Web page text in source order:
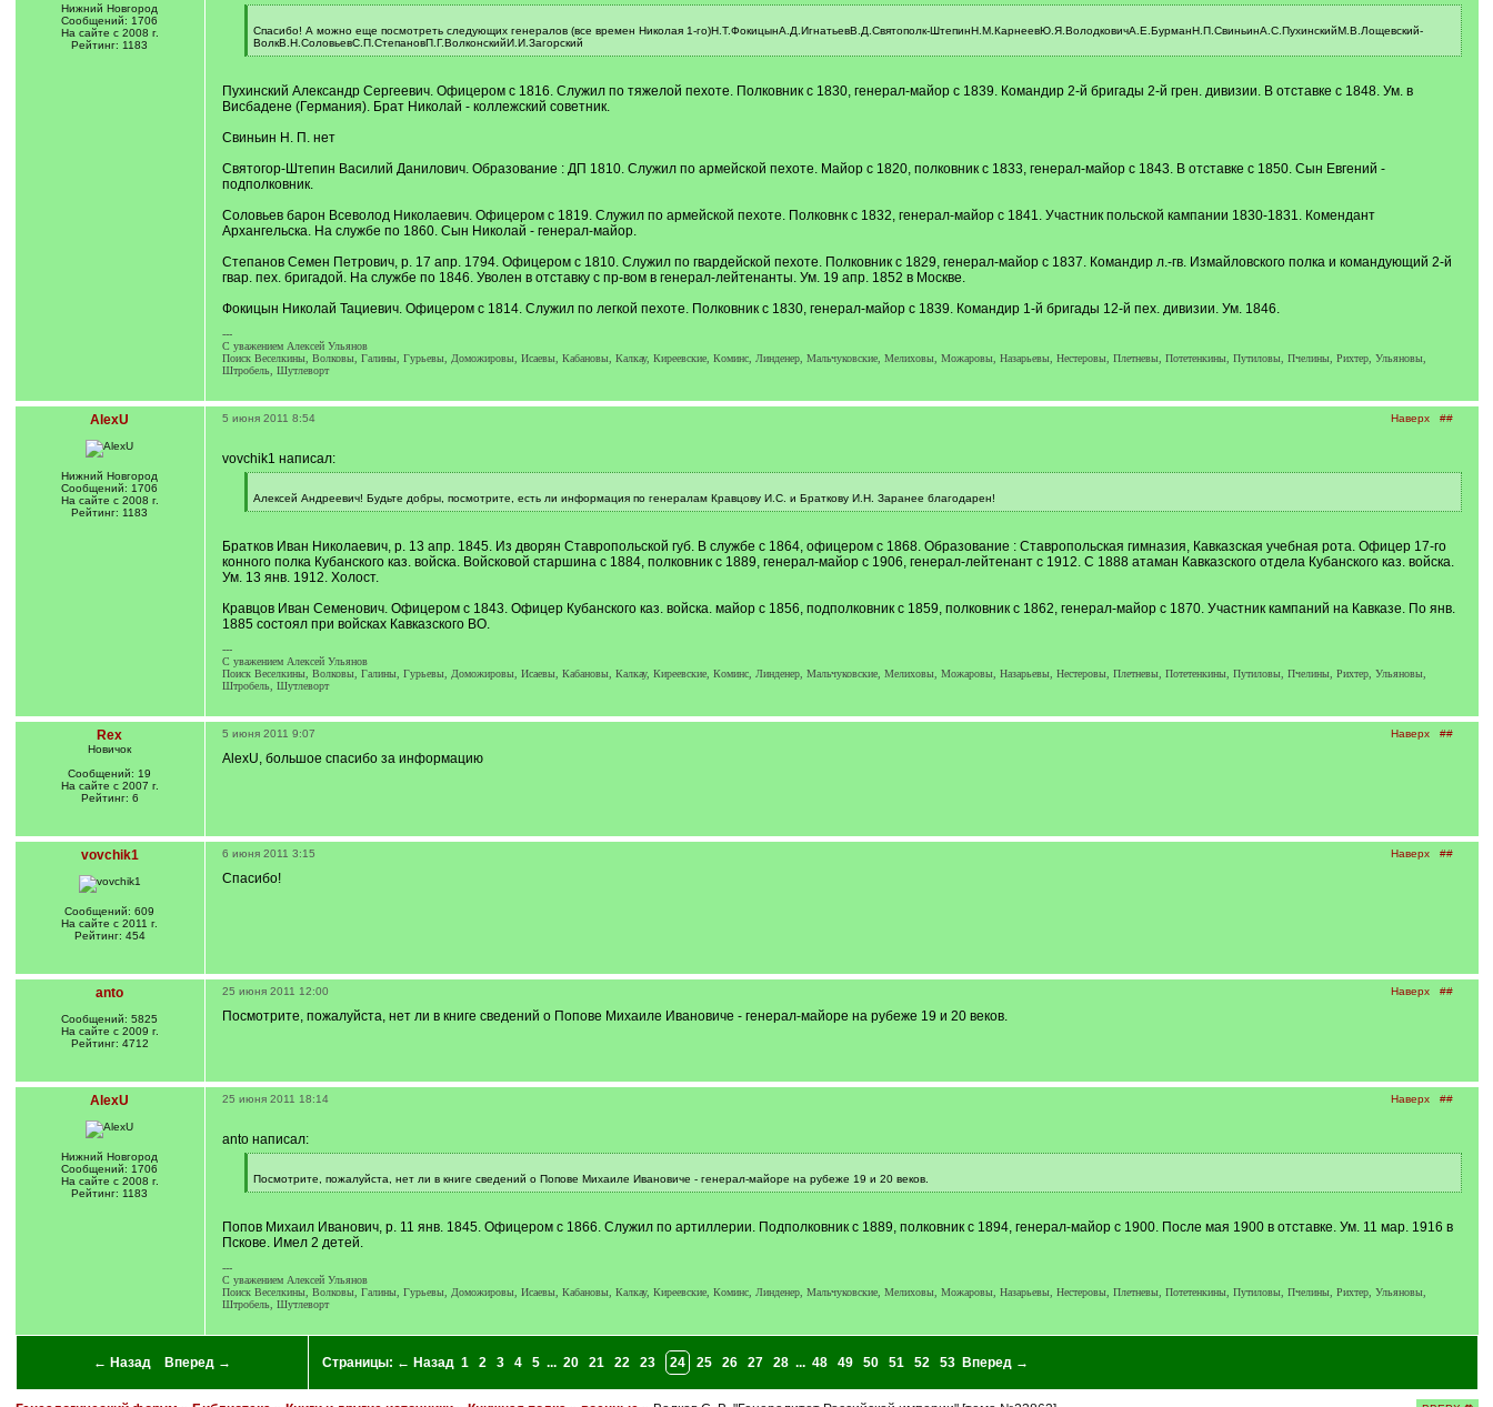
Нижний Новгород
Сообщений: 1706
На сайте с 2008 г.
Рейтинг: 1183
q
]
Спасибо! А можно еще посмотреть следующих генералов (все времен Николая 1-го)Н.Т.ФокицынА.Д.ИгнатьевВ.Д.Святополк-ШтепинН.М.КарнеевЮ.Я.ВолодковичА.Е.БурманН.П.СвиньинА.С.ПухинскийМ.В.Лощевский-
ВолкВ.Н.СоловьевС.П.СтепановП.Г.ВолконскийИ.И.Загорский
[
]
Пухинский Александр Сергеевич. Офицером с 1816. Служил по тяжелой пехоте. Полковник с 1830, генерал-майор с 1839. Командир 2-й бригады 2-й грен. дивизии. В отставке с 1848. Ум. в
Висбадене (Германия). Брат Николай - коллежский советник.
Свиньин Н. П. нет
Святогор-Штепин Василий Данилович. Образование : ДП 1810. Служил по армейской пехоте. Майор с 1820, полковник с 1833, генерал-майор с 1843. В отставке с 1850. Сын Евгений -
подполковник.
Соловьев барон Всеволод Николаевич. Офицером с 1819. Служил по армейской пехоте. Полковнк с 1832, генерал-майор с 1841. Участник польской кампании 1830-1831. Комендант
Архангельска. На службе по 1860. Сын Николай - генерал-майор.
Степанов Семен Петрович, р. 17 апр. 1794. Офицером с 1810. Служил по гвардейской пехоте. Полковник с 1829, генерал-майор с 1837. Командир л.-гв. Измайловского полка и командующий 2-й
гвар. пех. бригадой. На службе по 1846. Уволен в отставку с пр-вом в генерал-лейтенанты. Ум. 19 апр. 1852 в Москве.
Фокицын Николай Тациевич. Офицером с 1814. Служил по легкой пехоте. Полковник с 1830, генерал-майор с 1839. Командир 1-й бригады 12-й пех. дивизии. Ум. 1846.
---
C уважением Алексей Ульянов
Поиск Веселкины, Волковы, Галины, Гурьевы, Доможировы, Исаевы, Кабановы, Калкау, Киреевские, Коминс, Линденер, Мальчуковские, Мелиховы, Можаровы, Назарьевы, Нестеровы, Плетневы, Потетенкины, Путиловы, Пчелины, Рихтер, Ульяновы,
Штробель, Шутлеворт
AlexU
Нижний Новгород
Сообщений: 1706
На сайте с 2008 г.
Рейтинг: 1183
Наверх ##
5 июня 2011 8:54
vovchik1 написал:
q
]
Алексей Андреевич! Будьте добры, посмотрите, есть ли информация по генералам Кравцову И.С. и Браткову И.Н. Заранее благодарен!
[
]
Братков Иван Николаевич, р. 13 апр. 1845. Из дворян Ставропольской губ. В службе с 1864, офицером с 1868. Образование : Ставропольская гимназия, Кавказская учебная рота. Офицер 17-го
конного полка Кубанского каз. войска. Войсковой старшина с 1884, полковник с 1889, генерал-майор с 1906, генерал-лейтенант с 1912. С 1888 атаман Кавказского отдела Кубанского каз. войска.
Ум. 13 янв. 1912. Холост.
Кравцов Иван Семенович. Офицером с 1843. Офицер Кубанского каз. войска. майор с 1856, подполковник с 1859, полковник с 1862, генерал-майор с 1870. Участник кампаний на Кавказе. По янв.
1885 состоял при войсках Кавказского ВО.
---
C уважением Алексей Ульянов
Поиск Веселкины, Волковы, Галины, Гурьевы, Доможировы, Исаевы, Кабановы, Калкау, Киреевские, Коминс, Линденер, Мальчуковские, Мелиховы, Можаровы, Назарьевы, Нестеровы, Плетневы, Потетенкины, Путиловы, Пчелины, Рихтер, Ульяновы,
Штробель, Шутлеворт
Rex
Новичок
Сообщений: 19
На сайте с 2007 г.
Рейтинг: 6
Наверх ##
5 июня 2011 9:07
AlexU, большое спасибо за информацию
vovchik1
Сообщений: 609
На сайте с 2011 г.
Рейтинг: 454
Наверх ##
6 июня 2011 3:15
Спасибо!
anto
Сообщений: 5825
На сайте с 2009 г.
Рейтинг: 4712
Наверх ##
25 июня 2011 12:00
Посмотрите, пожалуйста, нет ли в книге сведений о Попове Михаиле Ивановиче - генерал-майоре на рубеже 19 и 20 веков.
AlexU
Нижний Новгород
Сообщений: 1706
На сайте с 2008 г.
Рейтинг: 1183
Наверх ##
25 июня 2011 18:14
anto написал:
q
]
Посмотрите, пожалуйста, нет ли в книге сведений о Попове Михаиле Ивановиче - генерал-майоре на рубеже 19 и 20 веков.
[
]
Попов Михаил Иванович, р. 11 янв. 1845. Офицером с 1866. Служил по артиллерии. Подполковник с 1889, полковник с 1894, генерал-майор с 1900. После мая 1900 в отставке. Ум. 11 мар. 1916 в
Пскове. Имел 2 детей.
---
C уважением Алексей Ульянов
Поиск Веселкины, Волковы, Галины, Гурьевы, Доможировы, Исаевы, Кабановы, Калкау, Киреевские, Коминс, Линденер, Мальчуковские, Мелиховы, Можаровы, Назарьевы, Нестеровы, Плетневы, Потетенкины, Путиловы, Пчелины, Рихтер, Ульяновы,
Штробель, Шутлеворт
← Назад Вперед → Страницы: ← Назад 1 2 3 4 5 ... 20 21 22 23 24 25 26 27 28 ... 48 49 50 51 52 53 Вперед →